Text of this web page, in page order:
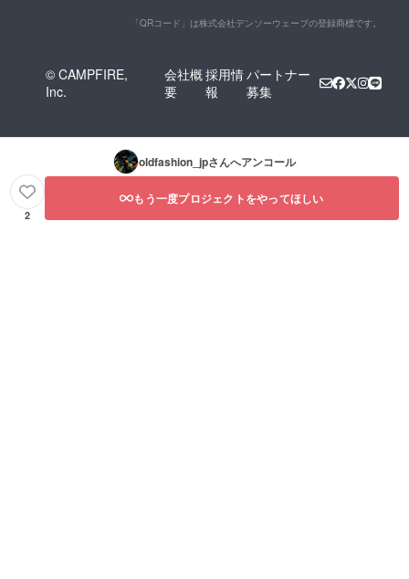
「QRコード」は株式会社デンソーウェーブの登録商標です。
© CAMPFIRE,
Inc.
会社概
要
採用情
報
パートナー
募集
oldfashion_jpさんへアンコール
2
もう一度プロジェクトをやってほしい